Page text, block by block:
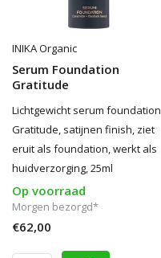
INIKA Organic
Serum Foundation
Gratitude
Lichtgewicht serum foundation
Gratitude, satijnen finish, ziet
eruit als foundation, werkt als
huidverzorging, 25ml
Op voorraad
Morgen bezorgd*
€62,00